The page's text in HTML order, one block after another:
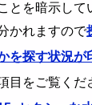
とを暗示して
かれますので
を探す状況が
目をご覧く